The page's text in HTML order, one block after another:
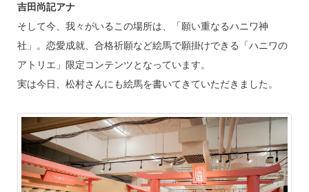
吉田尚記アナ
そして今、我々がいるこの場所は、「願い重なるハニワ神
社」。恋愛成就、合格祈願など絵馬で願掛けできる「ハニワの
アトリエ」限定コンテンツとなっています。
実は今日、松村さんにも絵馬を書いてきていただきました。